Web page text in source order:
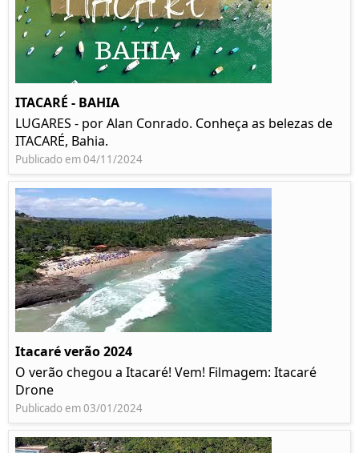
ITACARÉ - BAHIA
LUGARES - por Alan Conrado. Conheça as belezas de
ITACARÉ, Bahia.
Publicado em 04/11/2024
Itacaré verão 2024
O verão chegou a Itacaré! Vem! Filmagem: Itacaré
Drone
Publicado em 03/01/2024